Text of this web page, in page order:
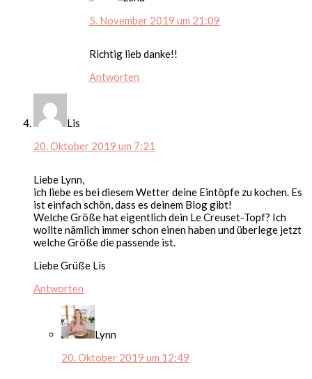
5. November 2019 um 21:09
Richtig lieb danke!!
Antworten
Lis
20. Oktober 2019 um 7:21
Liebe Lynn,
ich liebe es bei diesem Wetter deine Eintöpfe zu kochen. Es
ist einfach schön, dass es deinem Blog gibt!
Welche Größe hat eigentlich dein Le Creuset-Topf? Ich
wollte nämlich immer schon einen haben und überlege jetzt
welche Größe die passende ist.
Liebe Grüße Lis
Antworten
Lynn
20. Oktober 2019 um 12:49